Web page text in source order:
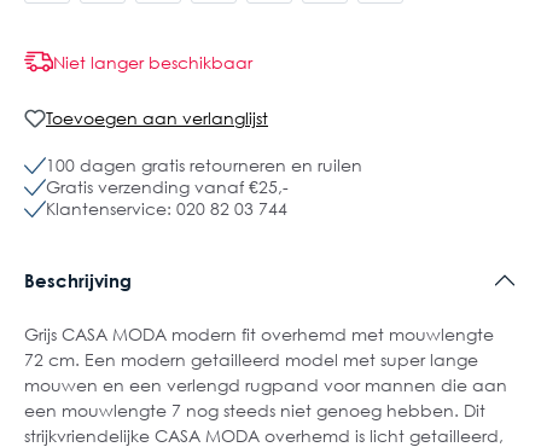
Niet langer beschikbaar
Toevoegen aan verlanglijst
100 dagen gratis retourneren en ruilen
Gratis verzending vanaf €25,-
Klantenservice: 020 82 03 744
Beschrijving
Grijs CASA MODA modern fit overhemd met mouwlengte
72 cm. Een modern getailleerd model met super lange
mouwen en een verlengd rugpand voor mannen die aan
een mouwlengte 7 nog steeds niet genoeg hebben. Dit
strijkvriendelijke CASA MODA overhemd is licht getailleerd,